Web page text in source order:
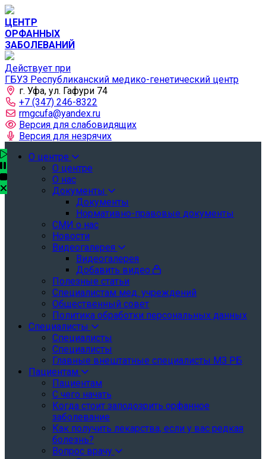
ЦЕНТР
ОРФАННЫХ
ЗАБОЛЕВАНИЙ
Действует при
ГБУЗ Республиканский медико-генетический центр
г. Уфа, ул. Гафури 74
+7 (347) 246-8322
rmgcufa@yandex.ru
Версия для слабовидящих
Версия для незрячих
О центре
О центре
О нас
Документы
Документы
Нормативно-правовые документы
СМИ о нас
Новости
Видеогалерея
Видеогалерея
Добавить видео
Полезные статьи
Специалистам мед. учреждений
Общественный совет
Политика обработки персональных данных
Специалисты
Специалисты
Специалисты
Главные внештатные специалисты МЗ РБ
Пациентам
Пациентам
С чего начать
Когда стоит заподозрить орфанное
заболевание
Как получить лекарства, если у вас редкая
болезнь?
Вопрос врачу